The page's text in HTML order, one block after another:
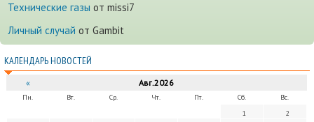
Технические газы от missi7
Личный случай от Gambit
КАЛЕНДАРЬ НОВОСТЕЙ
« Авг.2026
Пн. Вт. Ср. Чт. Пт. Сб.
Вс.
1
2